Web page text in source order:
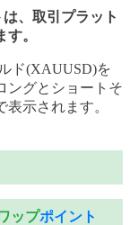
は、取引プラット
。
ド(XAUUSD)を
ングとショートそ
表示されます。
ップポイント